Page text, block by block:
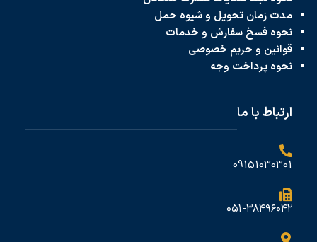
مدت زمان تحویل و شیوه حمل
نحوه فسخ سفارش و خدمات
قوانین و حریم خصوصی
نحوه پرداخت وجه
ارتباط با ما
09151030301
۰۵۱-۳۸۴۹۶۰۴۲